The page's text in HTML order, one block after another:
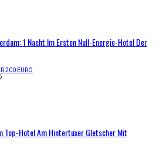
1 Nacht Im Ersten Null-Energie-Hotel Der
200 EURO
Top-Hotel Am Hintertuxer Gletscher Mit